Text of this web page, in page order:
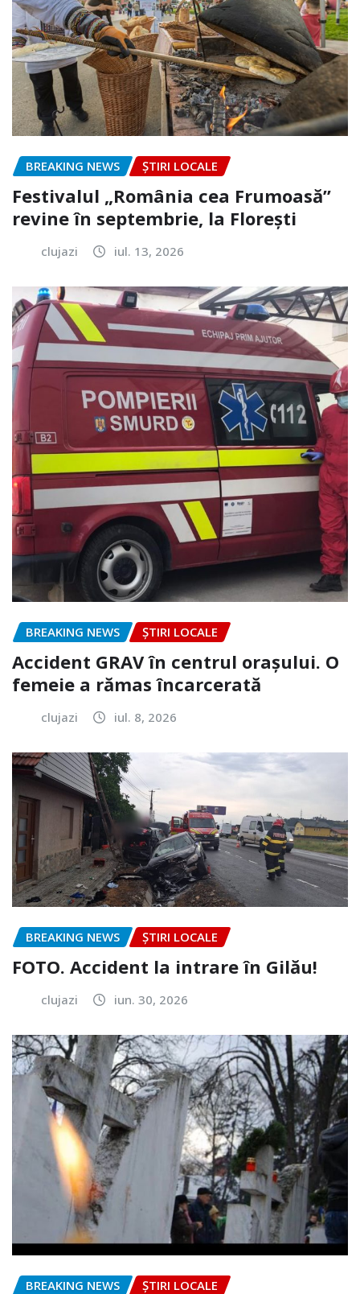
BREAKING NEWS ȘTIRI LOCALE
Festivalul „România cea Frumoasă”
revine în septembrie, la Florești
clujazi iul. 13, 2026
BREAKING NEWS ȘTIRI LOCALE
Accident GRAV în centrul orașului. O
femeie a rămas încarcerată
clujazi iul. 8, 2026
BREAKING NEWS ȘTIRI LOCALE
FOTO. Accident la intrare în Gilău!
clujazi iun. 30, 2026
BREAKING NEWS ȘTIRI LOCALE